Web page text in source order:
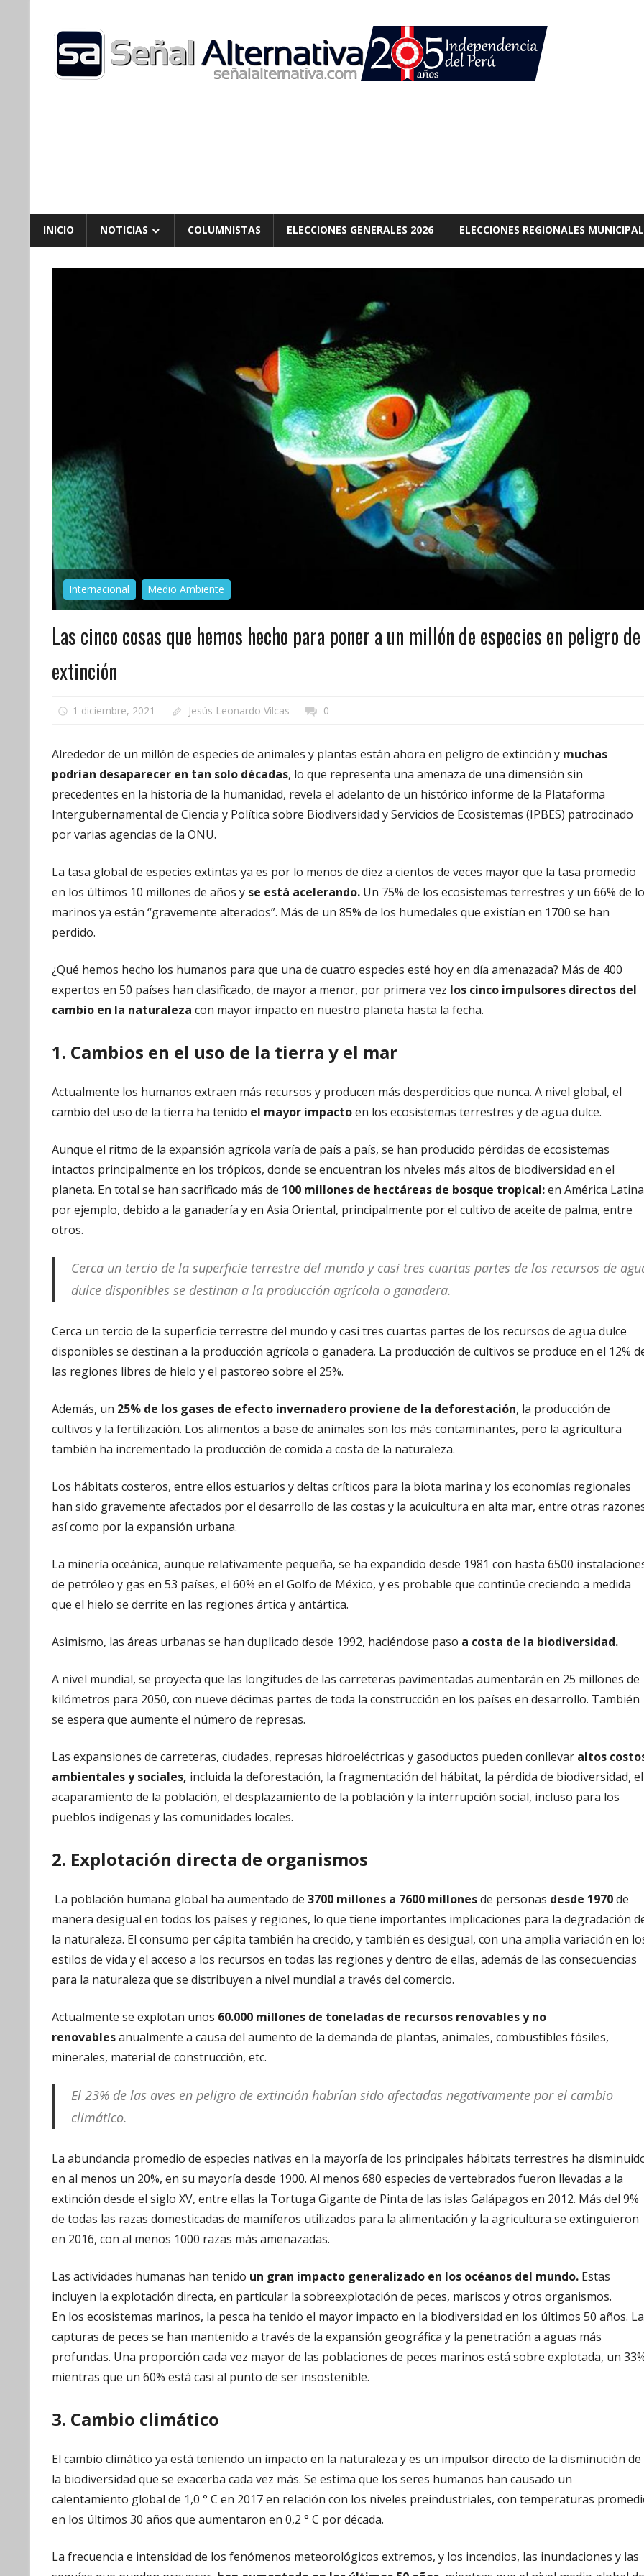
content
INICIO NOTICIAS COLUMNISTAS ELECCIONES GENERALES 2026 ELECCIONES REGIONALES
Internacional Medio Ambiente
Las cinco cosas que hemos hecho para poner a un millón de especies en peligro de
extinción
1 diciembre, 2021 Jesús Leonardo Vilcas 0
Alrededor de un millón de especies de animales y plantas están ahora en peligro de extinción y muchas
podrían desaparecer en tan solo décadas, lo que representa una amenaza de una dimensión sin
precedentes en la historia de la humanidad, revela el adelanto de un histórico informe de la Plataforma
Intergubernamental de Ciencia y Política sobre Biodiversidad y Servicios de Ecosistemas (IPBES) patrocinado
por varias agencias de la ONU.
La tasa global de especies extintas ya es por lo menos de diez a cientos de veces mayor que la tasa promedio
en los últimos 10 millones de años y se está acelerando. Un 75% de los ecosistemas terrestres y un 66% de
marinos ya están “gravemente alterados”. Más de un 85% de los humedales que existían en 1700 se han
perdido.
¿Qué hemos hecho los humanos para que una de cuatro especies esté hoy en día amenazada? Más de 400
expertos en 50 países han clasificado, de mayor a menor, por primera vez los cinco impulsores directos del
cambio en la naturaleza con mayor impacto en nuestro planeta hasta la fecha.
1. Cambios en el uso de la tierra y el mar
Actualmente los humanos extraen más recursos y producen más desperdicios que nunca. A nivel global, el
cambio del uso de la tierra ha tenido el mayor impactoen los ecosistemas terrestres y de agua dulce.
Aunque el ritmo de la expansión agrícola varía de país a país, se han producido pérdidas de ecosistemas
intactos principalmente en los trópicos, donde se encuentran los niveles más altos de biodiversidad en el
planeta. En total se han sacrificado más de 100 millones de hectáreas de bosque tropical:en América
por ejemplo, debido a la ganadería y en Asia Oriental, principalmente por el cultivo de aceite de palma, entre
otros.
Cerca un tercio de la superficie terrestre del mundo y casi tres cuartas partes de los recursos de
dulce disponibles se destinan a la producción agrícola o ganadera.
Cerca un tercio de la superficie terrestre del mundo y casi tres cuartas partes de los recursos de agua dulce
disponibles se destinan a la producción agrícola o ganadera. La producción de cultivos se produce en el 12%
las regiones libres de hielo y el pastoreo sobre el 25%.
Además, un 25% de los gases de efecto invernadero proviene de la deforestación, la producción de
cultivos y la fertilización. Los alimentos a base de animales son los más contaminantes, pero la agricultura
también ha incrementado la producción de comida a costa de la naturaleza.
Los hábitats costeros, entre ellos estuarios y deltas críticos para la biota marina y los economías regionales
han sido gravemente afectados por el desarrollo de las costas y la acuicultura en alta mar, entre otras
así como por la expansión urbana.
La minería oceánica, aunque relativamente pequeña, se ha expandido desde 1981 con hasta 6500
de petróleo y gas en 53 países, el 60% en el Golfo de México, y es probable que continúe creciendo a medida
que el hielo se derrite en las regiones ártica y antártica.
Asimismo, las áreas urbanas se han duplicado desde 1992, haciéndose paso a costa de la biodiversidad.
A nivel mundial, se proyecta que las longitudes de las carreteras pavimentadas aumentarán en 25 millones de
kilómetros para 2050, con nueve décimas partes de toda la construcción en los países en desarrollo. También
se espera que aumente el número de represas.
Las expansiones de carreteras, ciudades, represas hidroeléctricas y gasoductos pueden conllevar altos
ambientales y sociales, incluida la deforestación, la fragmentación del hábitat, la pérdida de biodiversidad, el
acaparamiento de la población, el desplazamiento de la población y la interrupción social, incluso para los
pueblos indígenas y las comunidades locales.
2. Explotación directa de organismos
La población humana global ha aumentado de 3700 millones a 7600 millonesde personas desde 1970de
manera desigual en todos los países y regiones, lo que tiene importantes implicaciones para la degradación
la naturaleza. El consumo per cápita también ha crecido, y también es desigual, con una amplia variación en
estilos de vida y el acceso a los recursos en todas las regiones y dentro de ellas, además de las consecuencias
para la naturaleza que se distribuyen a nivel mundial a través del comercio.
Actualmente se explotan unos 60.000 millones de toneladas de recursos renovables y no
renovablesanualmente a causa del aumento de la demanda de plantas, animales, combustibles fósiles,
minerales, material de construcción, etc.
El 23% de las aves en peligro de extinción habrían sido afectadas negativamente por el cambio
climático.
La abundancia promedio de especies nativas en la mayoría de los principales hábitats terrestres ha
en al menos un 20%, en su mayoría desde 1900. Al menos 680 especies de vertebrados fueron llevadas a la
extinción desde el siglo XV, entre ellas la Tortuga Gigante de Pinta de las islas Galápagos en 2012. Más del 9%
de todas las razas domesticadas de mamíferos utilizados para la alimentación y la agricultura se extinguieron
en 2016, con al menos 1000 razas más amenazadas.
Las actividades humanas han tenido un gran impacto generalizado en los océanos del mundo. Estas
incluyen la explotación directa, en particular la sobreexplotación de peces, mariscos y otros organismos.
En los ecosistemas marinos, la pesca ha tenido el mayor impacto en la biodiversidad en los últimos 50 años.
capturas de peces se han mantenido a través de la expansión geográfica y la penetración a aguas más
profundas. Una proporción cada vez mayor de las poblaciones de peces marinos está sobre explotada, un
mientras que un 60% está casi al punto de ser insostenible.
3. Cambio climático
El cambio climático ya está teniendo un impacto en la naturaleza y es un impulsor directo de la disminución de
la biodiversidad que se exacerba cada vez más. Se estima que los seres humanos han causado un
calentamiento global de 1,0 ° C en 2017 en relación con los niveles preindustriales, con temperaturas
en los últimos 30 años que aumentaron en 0,2 ° C por década.
La frecuencia e intensidad de los fenómenos meteorológicos extremos, y los incendios, las inundaciones y las